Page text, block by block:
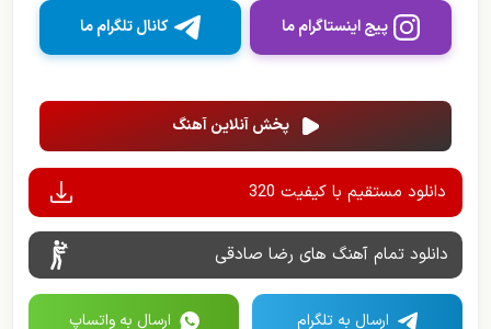
پیج اینستاگرام ما کانال تلگرام ما
پخش آنلاین آهنگ
دانلود مستقیم با کیفیت 320
دانلود تمام آهنگ های رضا صادقی
ارسال به تلگرام ارسال به واتساپ